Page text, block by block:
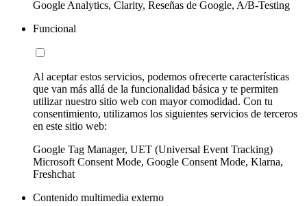
Google Analytics, Clarity, Reseñas de Google, A/B-Testing
Funcional
Al aceptar estos servicios, podemos ofrecerte características
que van más allá de la funcionalidad básica y te permiten
utilizar nuestro sitio web con mayor comodidad. Con tu
consentimiento, utilizamos los siguientes servicios de terceros
en este sitio web:
Google Tag Manager, UET (Universal Event Tracking)
Microsoft Consent Mode, Google Consent Mode, Klarna,
Freshchat
Contenido multimedia externo